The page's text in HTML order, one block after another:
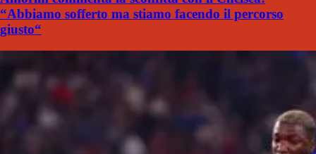
“Abbiamo sofferto ma stiamo facendo il percorso
giusto“